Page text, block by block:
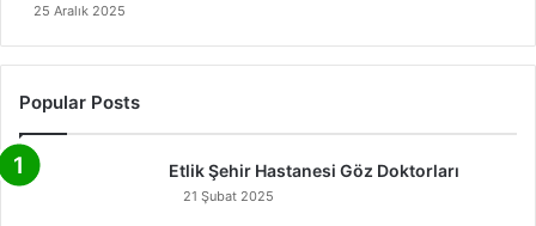
25 Aralık 2025
Popular Posts
Etlik Şehir Hastanesi Göz Doktorları
21 Şubat 2025